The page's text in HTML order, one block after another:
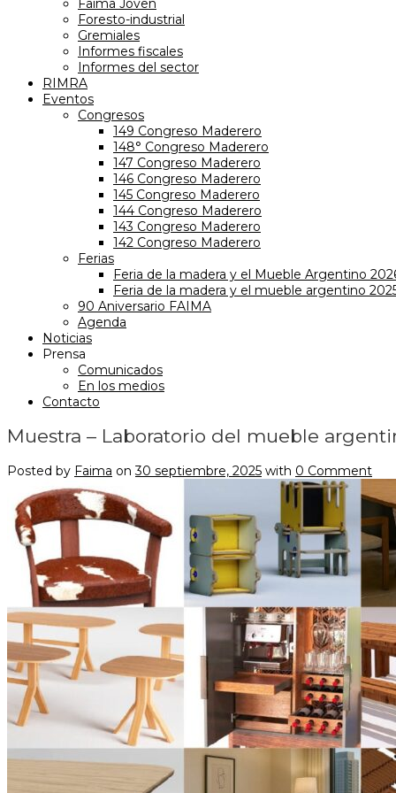
Faima Joven
Foresto-industrial
Gremiales
Informes fiscales
Informes del sector
RIMRA
Eventos
Congresos
149 Congreso Maderero
148° Congreso Maderero
147 Congreso Maderero
146 Congreso Maderero
145 Congreso Maderero
144 Congreso Maderero
143 Congreso Maderero
142 Congreso Maderero
Ferias
Feria de la madera y el Mueble Argentino
Feria de la madera y el mueble argentino
90 Aniversario FAIMA
Agenda
Noticias
Prensa
Comunicados
En los medios
Contacto
Muestra – Laboratorio del mueble
Posted by Faima on30 septiembre, 2025 with 0 Comment